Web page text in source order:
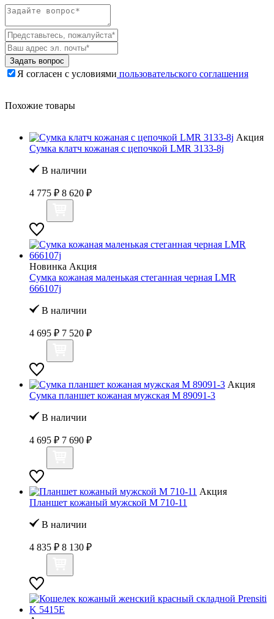
Задать вопрос
Я согласен с условиями пользовательского соглашения
Похожие товары
Акция
Сумка клатч кожаная с цепочкой LMR 3133-8j
В наличии
4 775 ₽ 8 620 ₽
Новинка Акция
Сумка кожаная маленькая стеганная черная LMR
666107j
В наличии
4 695 ₽ 7 520 ₽
Акция
Сумка планшет кожаная мужская M 89091-3
В наличии
4 695 ₽ 7 690 ₽
Акция
Планшет кожаный мужской M 710-11
В наличии
4 835 ₽ 8 130 ₽